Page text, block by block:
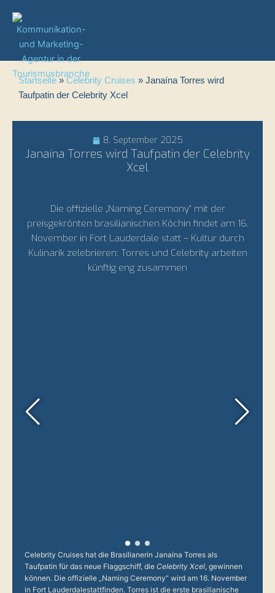
Inhalt
springen
Startseite»Celebrity Cruises » Janaína Torres wird
Taufpatin der Celebrity Xcel
8. September 2025
Janaína Torres wird Taufpatin der Celebrity
Xcel
Die offizielle „Naming Ceremony“ mit der
preisgekrönten brasilianischen Köchin findet am 16.
November in Fort Lauderdale statt – Kultur durch
Kulinarik zelebrieren: Torres und Celebrity arbeiten
künftig eng zusammen
Celebrity Cruises hat die Brasilianerin Janaína Torres als
Taufpatin für das neue Flaggschiff, die Celebrity Xcel, gewinnen
können. Die offizielle „Naming Ceremony“ wird am 16. November
in Fort Lauderdalestattfinden. Torres ist die erste brasilianische